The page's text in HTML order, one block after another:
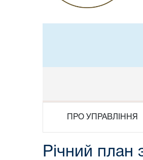
ПРО УПРАВЛІННЯ
Річний план